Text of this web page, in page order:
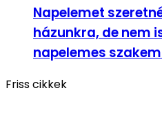
Napelemet
házunkra, de nem
napelemes
Friss cikkek